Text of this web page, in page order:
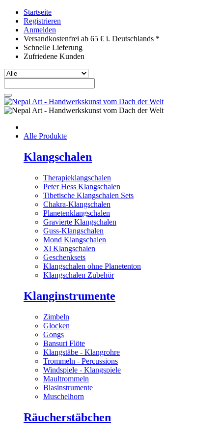
Startseite
Registrieren
Anmelden
Versandkostenfrei ab 65 € i. Deutschlands *
Schnelle Lieferung
Zufriedene Kunden
Alle Produkte
Klangschalen
Therapieklangschalen
Peter Hess Klangschalen
Tibetische Klangschalen Sets
Chakra-Klangschalen
Planetenklangschalen
Gravierte Klangschalen
Guss-Klangschalen
Mond Klangschalen
Xl Klangschalen
Geschenksets
Klangschalen ohne Planetenton
Klangschalen Zubehör
Klanginstrumente
Zimbeln
Glocken
Gongs
Bansuri Flöte
Klangstäbe - Klangrohre
Trommeln - Percussions
Windspiele - Klangspiele
Maultrommeln
Blasinstrumente
Muschelhorn
Räucherstäbchen